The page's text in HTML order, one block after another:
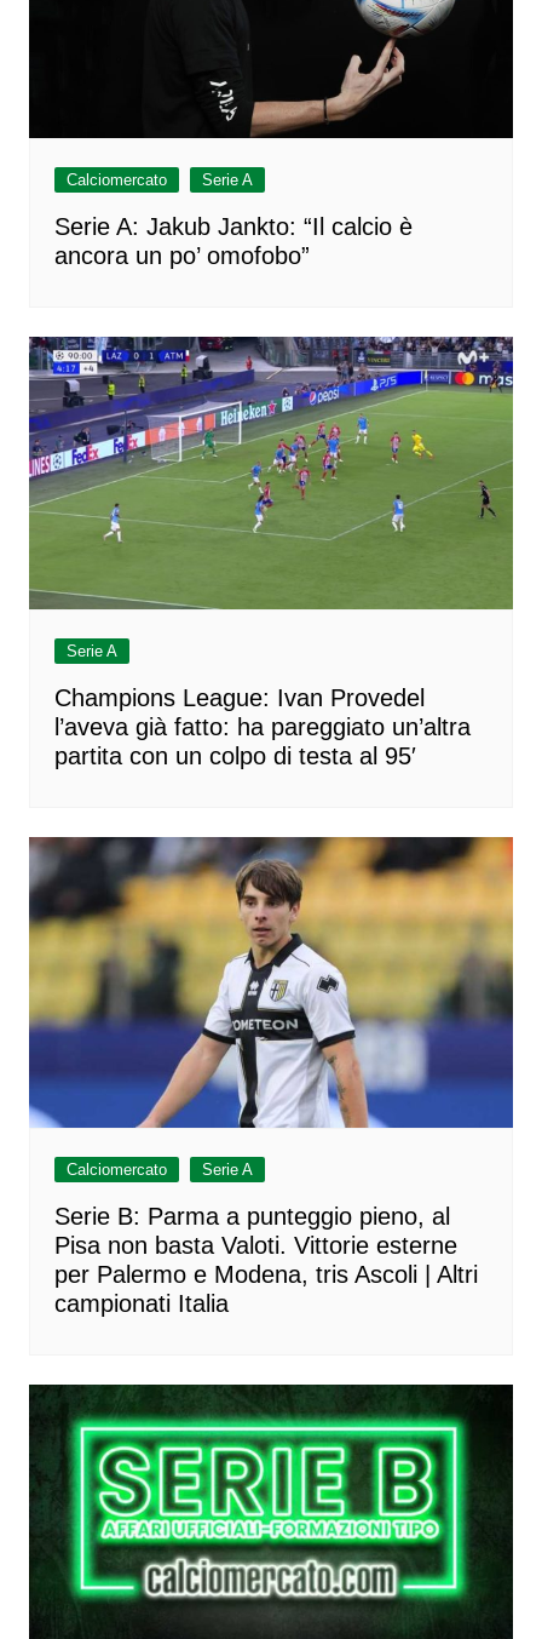
Calciomercato Serie A
Serie A: Jakub Jankto: “Il calcio è
ancora un po’ omofobo”
Serie A
Champions League: Ivan Provedel
l’aveva già fatto: ha pareggiato un’altra
partita con un colpo di testa al 95′
Calciomercato Serie A
Serie B: Parma a punteggio pieno, al
Pisa non basta Valoti. Vittorie esterne
per Palermo e Modena, tris Ascoli | Altri
campionati Italia